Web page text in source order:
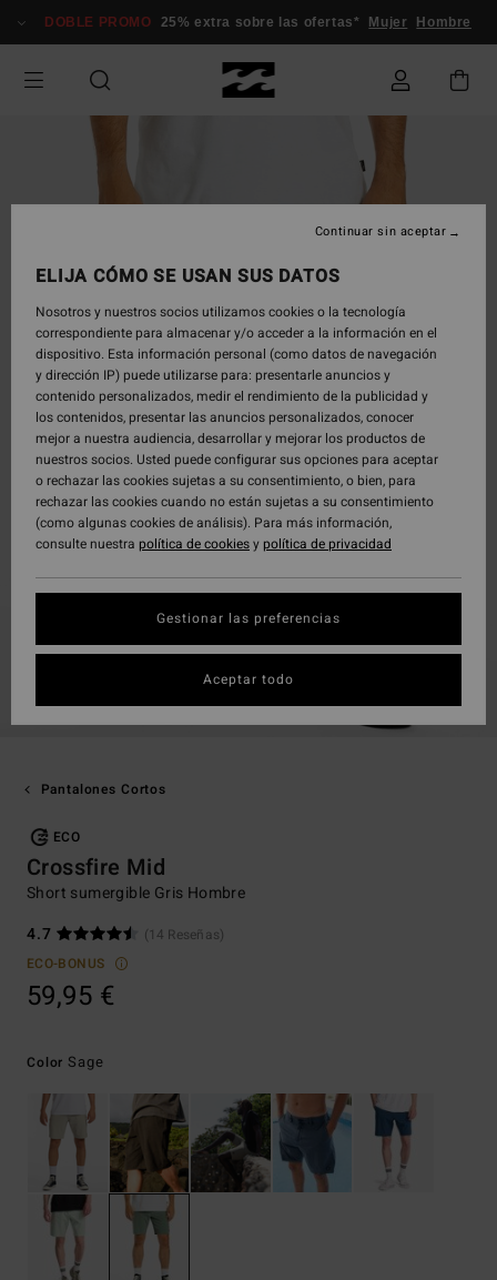
información
DOBLE PROMO 25% extra sobre las ofertas* Mujer Hombre
Pantalones Cortos
ECO
Crossfire Mid
Short sumergible Gris Hombre
4.7
(14 Reseñas)
ECO-BONUS
59,95 €
Color Sage
ELIJA CÓMO SE USAN SUS DATOS
Nosotros y nuestros socios utilizamos cookies o la tecnología
correspondiente para almacenar y/o acceder a la información en el
dispositivo. Esta información personal (como datos de navegación
y dirección IP) puede utilizarse para: presentarle anuncios y
contenido personalizados, medir el rendimiento de la publicidad y
los contenidos, presentar las anuncios personalizados, conocer
mejor a nuestra audiencia, desarrollar y mejorar los productos de
nuestros socios. Usted puede configurar sus opciones para aceptar
o rechazar las cookies sujetas a su consentimiento, o bien, para
rechazar las cookies cuando no están sujetas a su consentimiento
(como algunas cookies de análisis). Para más información,
consulte nuestra política de cookiesypolítica de privacidad
Gestionar las preferencias
Continuar sin aceptar
Aceptar todo